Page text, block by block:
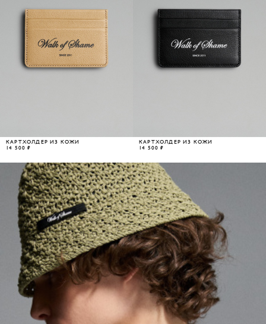
КАРТХОЛДЕР ИЗ КОЖИ
14 500 ₽
КАРТХОЛДЕР ИЗ КОЖИ
14 500 ₽